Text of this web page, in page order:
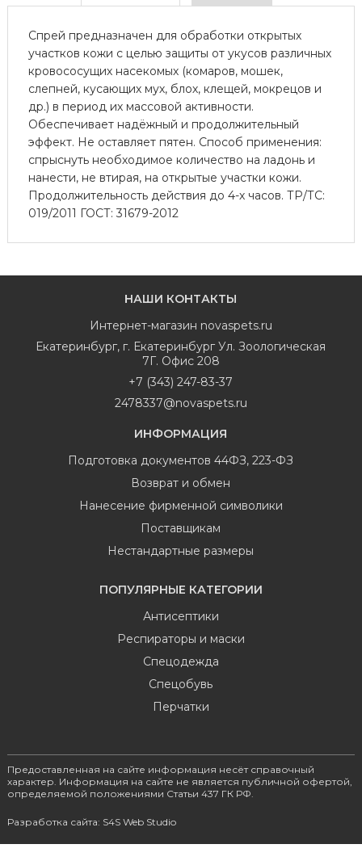
Спрей предназначен для обработки открытых
участков кожи с целью защиты от укусов различных
кровососущих насекомых (комаров, мошек,
слепней, кусающих мух, блох, клещей, мокрецов и
др.) в период их массовой активности.
Обеспечивает надёжный и продолжительный
эффект. Не оставляет пятен. Способ применения:
спрыснуть необходимое количество на ладонь и
нанести, не втирая, на открытые участки кожи.
Продолжительность действия до 4-х часов. ТР/ТС:
019/2011 ГОСТ: 31679-2012
НАШИ КОНТАКТЫ
Интернет-магазин novaspets.ru
Екатеринбург, г. Екатеринбург Ул. Зоологическая
7Г. Офис 208
+7 (343) 247-83-37
2478337@novaspets.ru
ИНФОРМАЦИЯ
Подготовка документов 44ФЗ, 223-ФЗ
Возврат и обмен
Нанесение фирменной символики
Поставщикам
Нестандартные размеры
ПОПУЛЯРНЫЕ КАТЕГОРИИ
Антисептики
Респираторы и маски
Спецодежда
Спецобувь
Перчатки
Предоставленная на сайте информация несёт справочный
характер. Информация на сайте не является публичной офертой,
определяемой положениями Статьи 437 ГК РФ.
Разработка сайта: S4S Web Studio